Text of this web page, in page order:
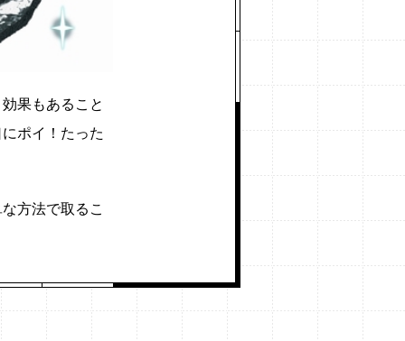
果もあること
ポイ！たった
方法で取るこ